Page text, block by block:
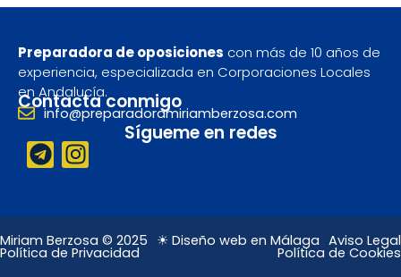
Preparadora de oposiciones con más de 10 años de
experiencia, especializada en Corporaciones Locales
en Andalucía.
Contacta conmigo
info@preparadoramiriamberzosa.com
Sígueme en redes
T
e
e
g
r
I
n
t
a
g
Miriam Berzosa © 2025 ☀ Diseño web en Málaga Aviso Legal
Política de Privacidad Política de Cookies